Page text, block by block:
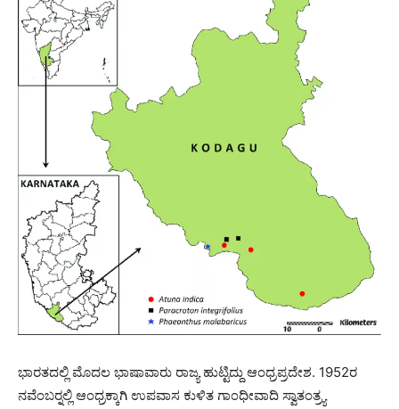
ಭಾರತದಲ್ಲಿ ಮೊದಲ ಭಾಷಾವಾರು ರಾಜ್ಯ ಹುಟ್ಟಿದ್ದು ಆಂಧ್ರಪ್ರದೇಶ. 1952ರ
ನವೆಂಬರ್‍ನಲ್ಲಿ ಆಂಧ್ರಕ್ಕಾಗಿ ಉಪವಾಸ ಕುಳಿತ ಗಾಂಧೀವಾದಿ ಸ್ವಾತಂತ್ರ್ಯ